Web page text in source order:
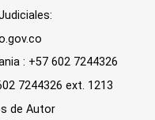
: +57 602 7244326
7244326 ext. 1213
de Autor